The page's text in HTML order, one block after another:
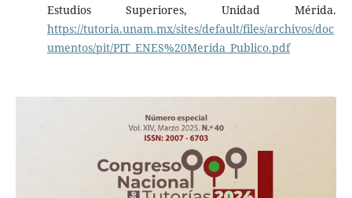
Estudios Superiores, Unidad Mérida.
https://tutoria.unam.mx/sites/default/files/archivos/doc
umentos/pit/PIT_ENES%20Merida_Publico.pdf